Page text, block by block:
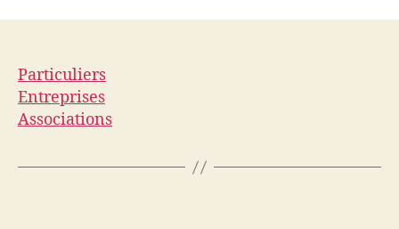
Particuliers
Entreprises
Associations